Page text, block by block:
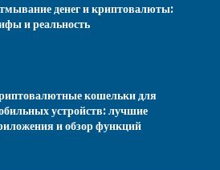
денег и криптовалюты:
и реальность
кошельки для
устройств: лучшие
и обзор функций